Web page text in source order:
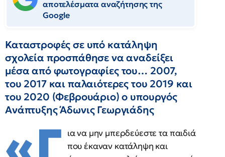
αποτελέσματα αναζήτησης της
Google
Καταστροφές σε υπό κατάληψη
σχολεία προσπάθησε να αναδείξει
μέσα από φωτογραφίες του… 2007,
του 2017 και παλαιότερες του 2019 και
του 2020 (Φεβρουάριο) ο υπουργός
Ανάπτυξης Άδωνις Γεωργιάδης
ια να μην μπερδεύεστε τα παιδιά
που έκαναν κατάληψη και